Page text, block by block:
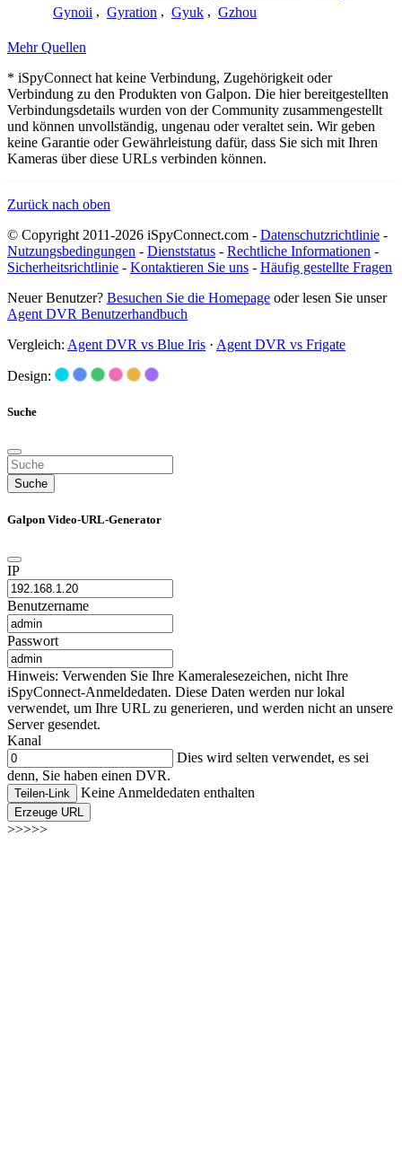
Gynoii , Gyration , Gyuk , Gzhou
Mehr Quellen
* iSpyConnect hat keine Verbindung, Zugehörigkeit oder
Verbindung zu den Produkten von Galpon. Die hier bereitgestellten
Verbindungsdetails wurden von der Community zusammengestellt
und können unvollständig, ungenau oder veraltet sein. Wir geben
keine Garantie oder Gewährleistung dafür, dass Sie sich mit Ihren
Kameras über diese URLs verbinden können.
Zurück nach oben
© Copyright 2011-2026 iSpyConnect.com - Datenschutzrichtlinie -
Nutzungsbedingungen - Dienststatus - Rechtliche Informationen -
Sicherheitsrichtlinie - Kontaktieren Sie uns - Häufig gestellte Fragen
Neuer Benutzer? Besuchen Sie die Homepage oder lesen Sie unser
Agent DVR Benutzerhandbuch
Vergleich: Agent DVR vs Blue Iris · Agent DVR vs Frigate
Design:
Suche
Suche
Galpon Video-URL-Generator
IP
Benutzername
Passwort
Hinweis: Verwenden Sie Ihre Kameralesezeichen, nicht Ihre
iSpyConnect-Anmeldedaten. Diese Daten werden nur lokal
verwendet, um Ihre URL zu generieren, und werden nicht an unsere
Server gesendet.
Kanal
Dies wird selten verwendet, es sei
denn, Sie haben einen DVR.
Teilen-Link Keine Anmeldedaten enthalten
Erzeuge URL
>>>>>